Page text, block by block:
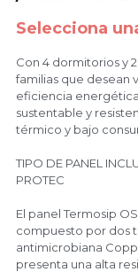
Selecciona
Con 4 dormitorios y
familias que desean
eficiencia
sustentable y
térmico y bajo
TIPO DE PANEL
PROTEC
El panel Termosip
compuesto por dos
antimicrobiana
presenta una alta